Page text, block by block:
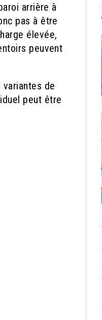
arrière à
pas à être
élevée,
peuvent
de
peut être